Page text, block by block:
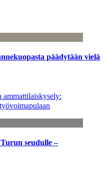
päädytään vielä
seudulle –